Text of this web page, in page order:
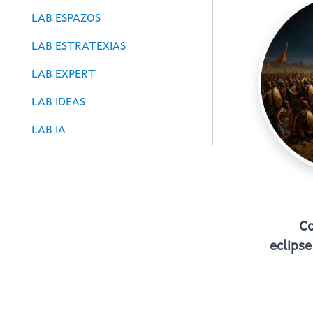
LAB ESPAZOS
LAB ESTRATEXIAS
LAB EXPERT
LAB IDEAS
LAB IA